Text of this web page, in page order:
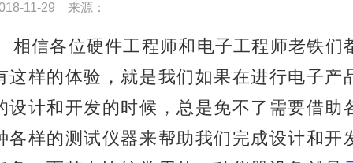
11-29 来源：
相信各位硬件工程师和电子工程师老铁们
这样的体验，就是我们如果在进行电子产
设计和开发的时候，总是免不了需要借助
各样的测试仪器来帮助我们完成设计和开